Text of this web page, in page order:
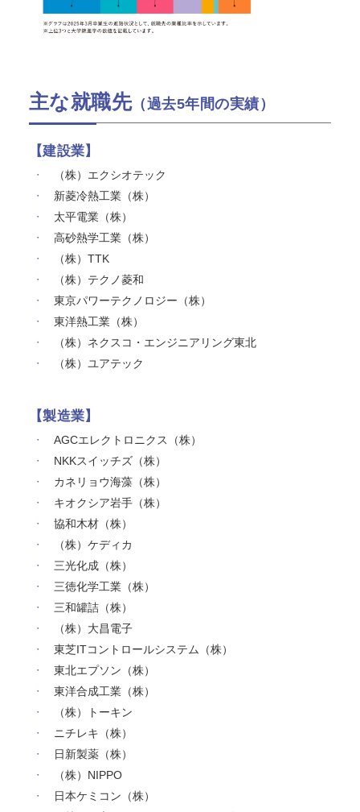
主な就職先（過去5年間の実績）
【建設業】
（株）エクシオテック
新菱冷熱工業（株）
太平電業（株）
高砂熱学工業（株）
（株）TTK
（株）テクノ菱和
東京パワーテクノロジー（株）
東洋熱工業（株）
（株）ネクスコ・エンジニアリング東北
（株）ユアテック
【製造業】
AGCエレクトロニクス（株）
NKKスイッチズ（株）
カネリョウ海藻（株）
キオクシア岩手（株）
協和木材（株）
（株）ケディカ
三光化成（株）
三徳化学工業（株）
三和罐詰（株）
（株）大昌電子
東芝ITコントロールシステム（株）
東北エプソン（株）
東洋合成工業（株）
（株）トーキン
ニチレキ（株）
日新製薬（株）
（株）NIPPO
日本ケミコン（株）